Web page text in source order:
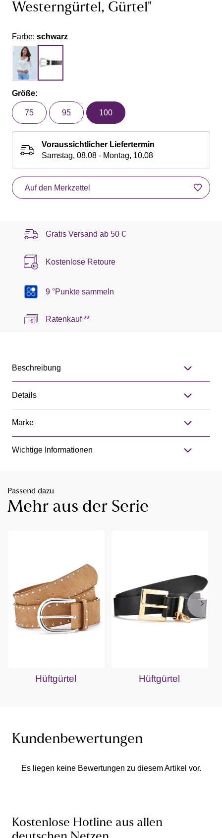
Westerngürtel, Gürtel"
Farbe: schwarz
Größe:
75 95 100
Voraussichtlicher Liefertermin
Samstag, 08.08 - Montag, 10.08
Auf den Merkzettel
Gratis Versand ab 50 €
Kostenlose Retoure
9 °Punkte sammeln
Ratenkauf **
Beschreibung
Details
Marke
Wichtige Informationen
Passend dazu
Mehr aus der Serie
Hüftgürtel Hüftgürtel
Kundenbewertungen
Es liegen keine Bewertungen zu diesem Artikel vor.
Kostenlose Hotline aus allen